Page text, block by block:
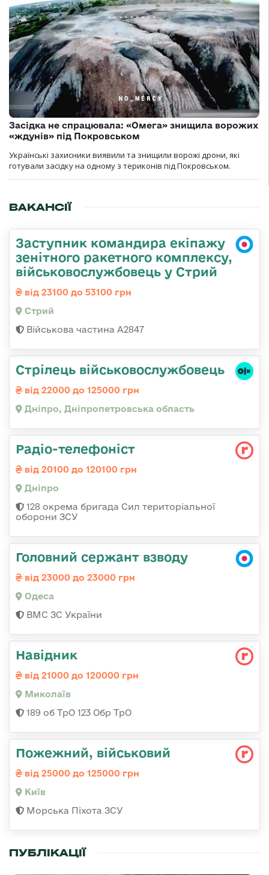
Засідка не спрацювала: «Омега» знищила ворожих
«ждунів» під Покровськом
Українські захисники виявили та знищили ворожі дрони, які
готували засідку на одному з териконів під Покровськом.
ВАКАНСІЇ
Заступник командира екіпажу
зенітного ракетного комплексу,
військовослужбовець у Стрий
від 23100 до 53100 грн
Стрий
Військова частина А2847
Стрілець військовослужбовець
від 22000 до 125000 грн
Дніпро, Дніпропетровська область
Радіо-телефоніст
від 20100 до 120100 грн
Дніпро
128 окрема бригада Сил територіальної
оборони ЗСУ
Головний сержант взводу
від 23000 до 23000 грн
Одеса
ВМС ЗС України
Навідник
від 21000 до 120000 грн
Миколаїв
189 об ТрО 123 Обр ТрО
Пожежний, військовий
від 25000 до 125000 грн
Київ
Морська Піхота ЗСУ
ПУБЛІКАЦІЇ